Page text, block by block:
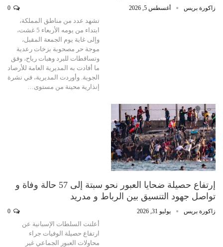
زاكورة بريس أغسطس 5, 2026
تشهد عدد من مناطق المملكة،
ابتداء من يومه الأربعاء 5 غشت،
وإلى غاية يوم الجمعة المقبل،
موجة حر مصحوبة بزخات رعدية
وتساقطات للبرد وهبات رياح، وفق
ما أفادت به المديرية العامة للأرصاد
الجوية. وأوردت المديرية، في نشرة
إنذارية محينة من مستوى…
إرتفاع حصيلة ضحايا العبور نحو سبتة إلى 57 حالة وفاة و
تواصل جهود التنسيق بين الرباط و مدريد
زاكورة بريس يوليو 31, 2026
أعلنت السلطات الإسبانية عن
ارتفاع حصيلة الوفيات جراء
محاولات العبور الجماعي غير